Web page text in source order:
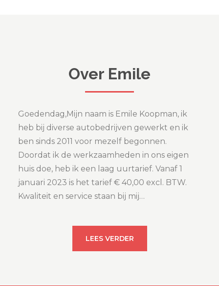
Over Emile
Goedendag,Mijn naam is Emile Koopman, ik
heb bij diverse autobedrijven gewerkt en ik
ben sinds 2011 voor mezelf begonnen.
Doordat ik de werkzaamheden in ons eigen
huis doe, heb ik een laag uurtarief. Vanaf 1
januari 2023 is het tarief € 40,00 excl. BTW.
Kwaliteit en service staan bij mij…
LEES VERDER